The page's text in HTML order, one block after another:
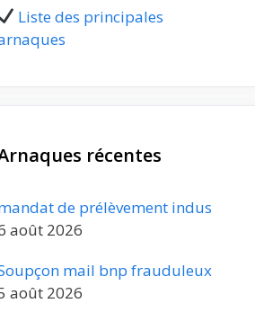
Liste des principales
récentes
de prélèvement indus
août 2026
mail bnp frauduleux
août 2026